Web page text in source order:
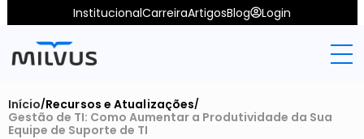
InstitucionalCarreiraArtigosBlog Login
Início/Recursos e Atualizações/
Gestão de TI: Como Aumentar a Produtividade da Sua
Equipe de Suporte de TI